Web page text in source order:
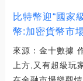
比特幣迎“國家
幣:加密貨幣市
來源：金十數據
上方,又有超級